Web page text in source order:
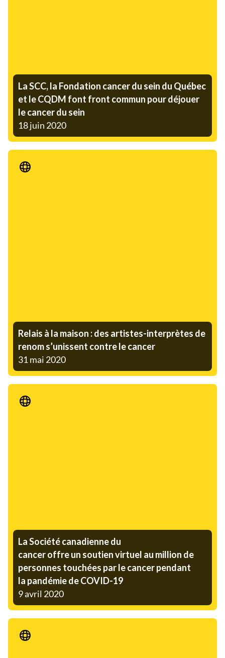
La SCC, la Fondation cancer du sein du Québec
et le CQDM font front commun pour déjouer
le cancer du sein
18 juin 2020
Communiqué de presse
Relais à la maison : des artistes-interprètes de
renom s’unissent contre le cancer
31 mai 2020
Communiqué de presse
La Société canadienne du
cancer offre un soutien virtuel au million de
personnes touchées par le cancer pendant
la pandémie de COVID-19
9 avril 2020
Communiqué de presse